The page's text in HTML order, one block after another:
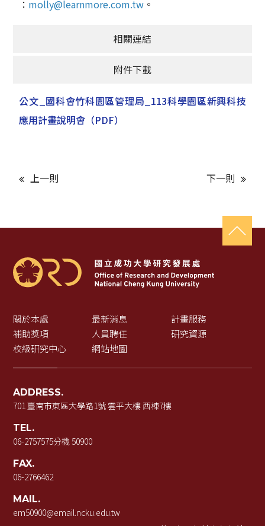
： molly@learnmore.com.tw 。
相關連結
附件下載
公文_國科會竹科園區管理局_113科學園區新興科技
應用計畫說明會 （PDF）
上一則 下一則
關於本處 最新消息
計畫服務
補助獎項
人員聘任
研究資源
校級研究中心
網站地圖
ADDRESS.
701 臺南市東區大學路1號 雲平大樓 西棟7樓
TEL.
06-2757575分機 50900
FAX.
06-2766462
MAIL.
em50900@email.ncku.edu.tw